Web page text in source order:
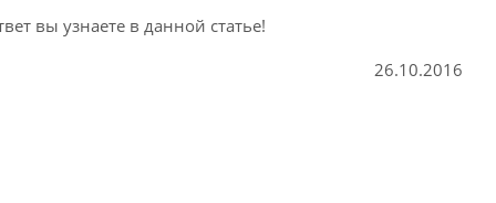
вы узнаете в данной статье!
26.10.2016